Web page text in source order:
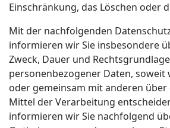
Einschränkung, das Löschen oder
Mit der nachfolgenden
informieren wir Sie insbesondere
Zweck, Dauer und
personenbezogener Daten, soweit
oder gemeinsam mit anderen über
Mittel der Verarbeitung
informieren wir Sie nachfolgend